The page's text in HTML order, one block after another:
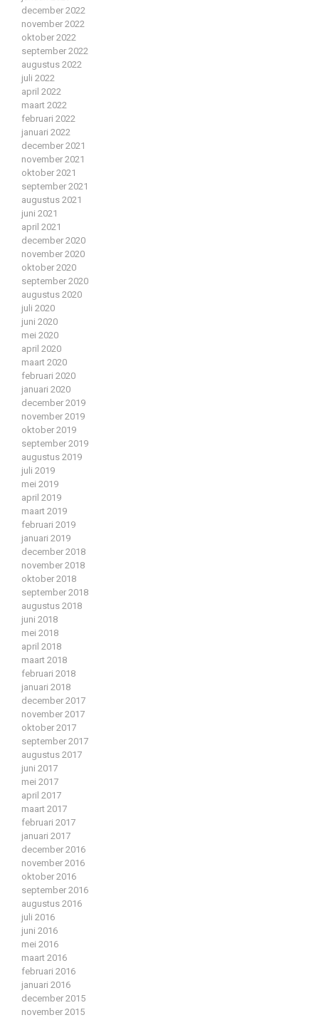
december 2022
november 2022
oktober 2022
september 2022
augustus 2022
juli 2022
april 2022
maart 2022
februari 2022
januari 2022
december 2021
november 2021
oktober 2021
september 2021
augustus 2021
juni 2021
april 2021
december 2020
november 2020
oktober 2020
september 2020
augustus 2020
juli 2020
juni 2020
mei 2020
april 2020
maart 2020
februari 2020
januari 2020
december 2019
november 2019
oktober 2019
september 2019
augustus 2019
juli 2019
mei 2019
april 2019
maart 2019
februari 2019
januari 2019
december 2018
november 2018
oktober 2018
september 2018
augustus 2018
juni 2018
mei 2018
april 2018
maart 2018
februari 2018
januari 2018
december 2017
november 2017
oktober 2017
september 2017
augustus 2017
juni 2017
mei 2017
april 2017
maart 2017
februari 2017
januari 2017
december 2016
november 2016
oktober 2016
september 2016
augustus 2016
juli 2016
juni 2016
mei 2016
maart 2016
februari 2016
januari 2016
december 2015
november 2015